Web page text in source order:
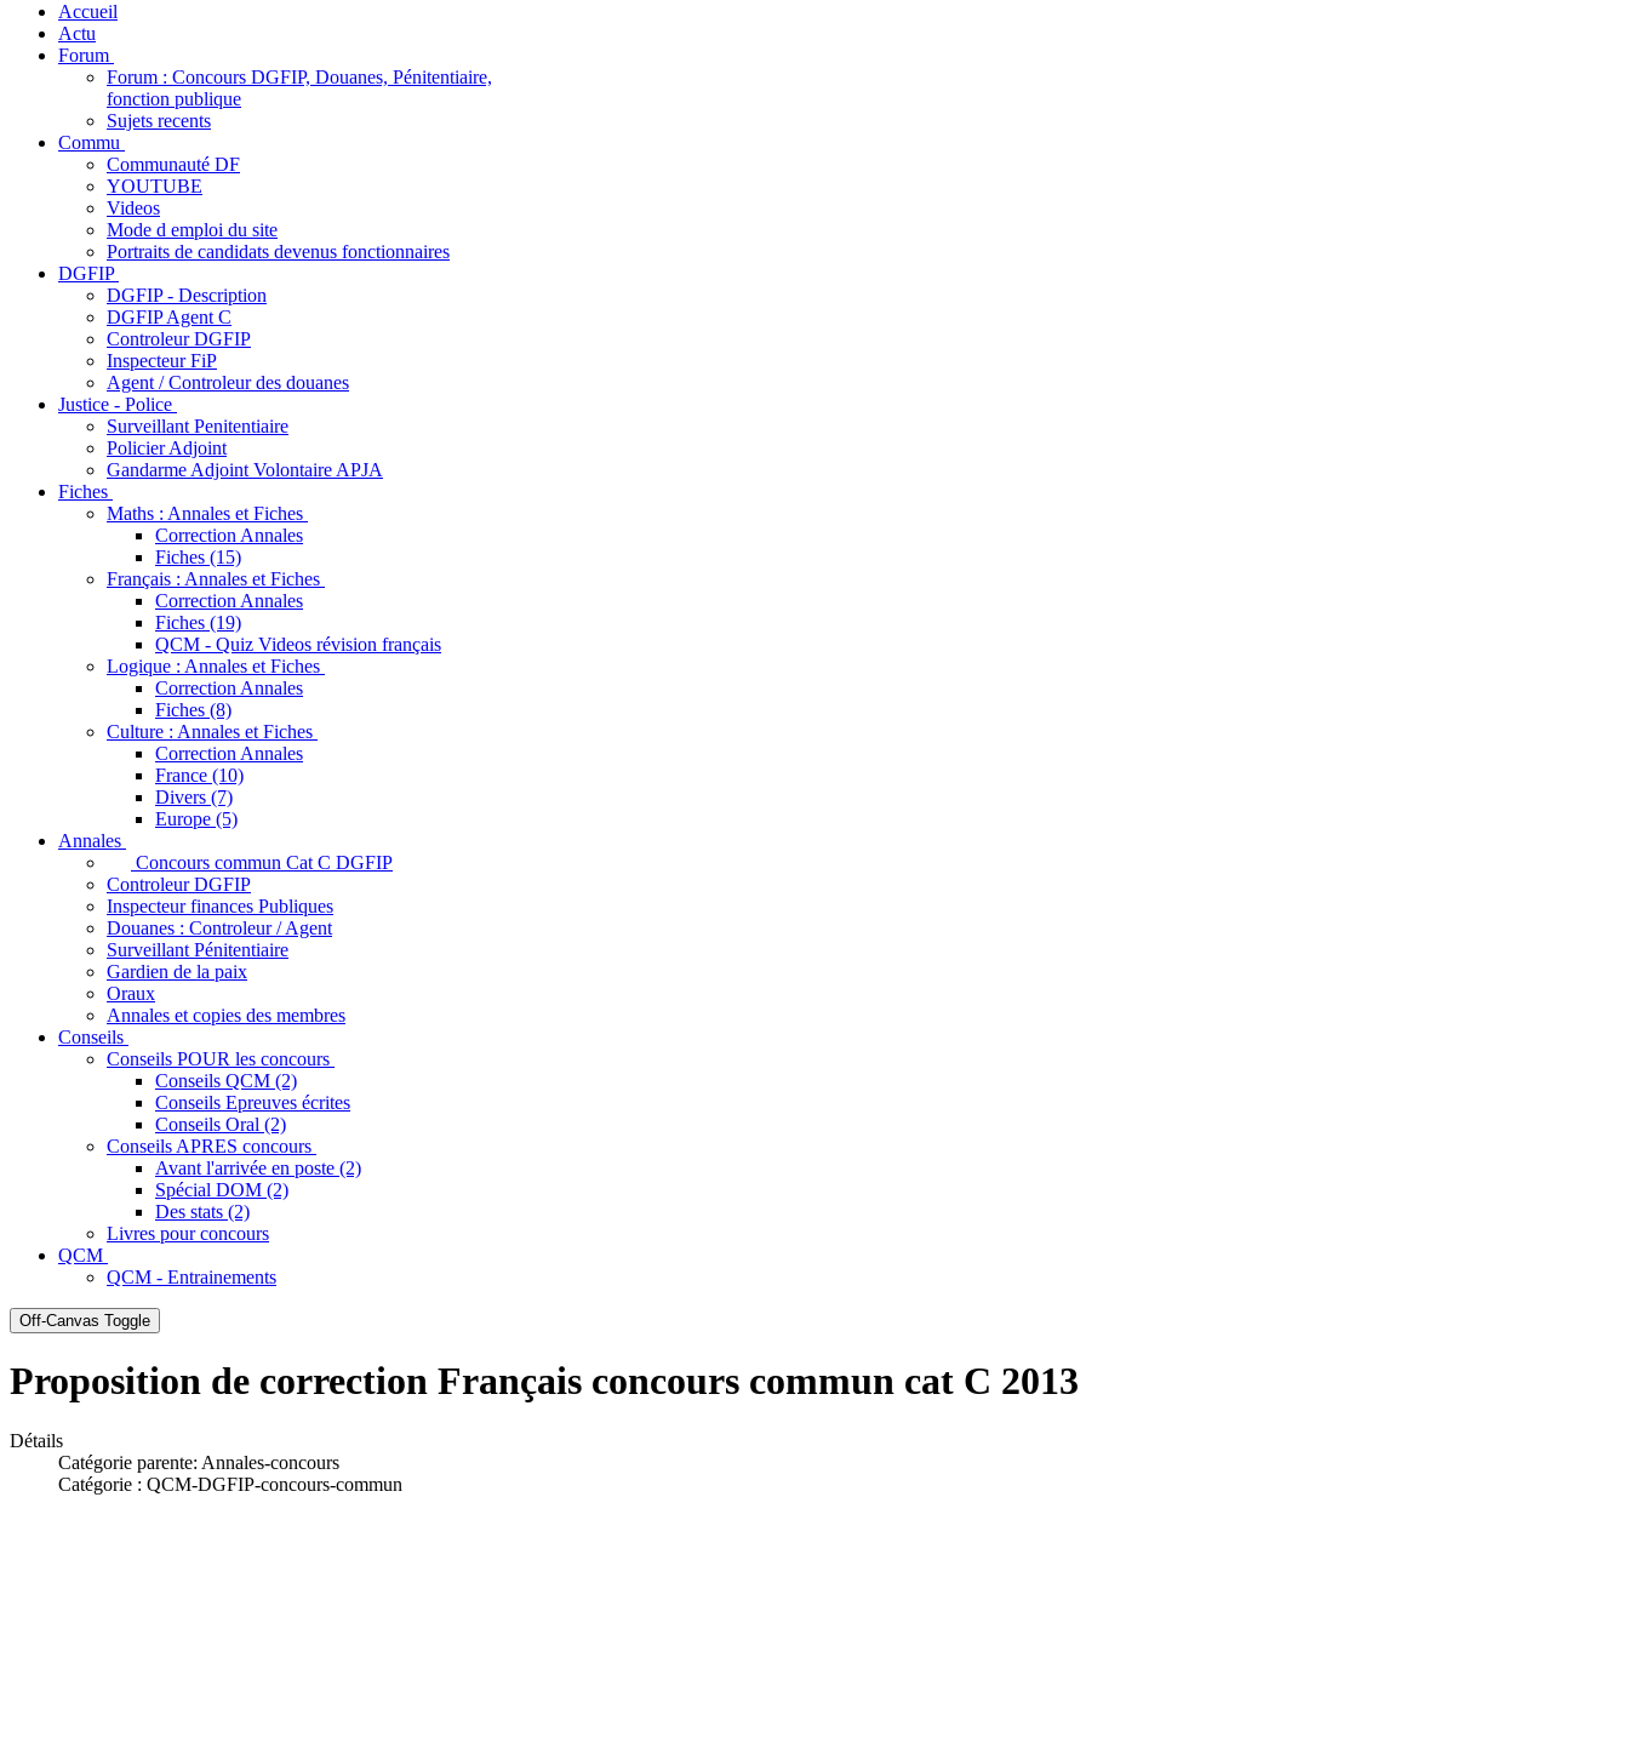
Accueil
Actu
Forum
Forum : Concours DGFIP, Douanes, Pénitentiaire,
fonction publique
Sujets recents
Commu
Communauté DF
YOUTUBE
Videos
Mode d emploi du site
Portraits de candidats devenus fonctionnaires
DGFIP
DGFIP - Description
DGFIP Agent C
Controleur DGFIP
Inspecteur FiP
Agent / Controleur des douanes
Justice - Police
Surveillant Penitentiaire
Policier Adjoint
Gandarme Adjoint Volontaire APJA
Fiches
Maths : Annales et Fiches
Correction Annales
Fiches (15)
Français : Annales et Fiches
Correction Annales
Fiches (19)
QCM - Quiz Videos révision français
Logique : Annales et Fiches
Correction Annales
Fiches (8)
Culture : Annales et Fiches
Correction Annales
France (10)
Divers (7)
Europe (5)
Annales
Concours commun Cat C DGFIP
Controleur DGFIP
Inspecteur finances Publiques
Douanes : Controleur / Agent
Surveillant Pénitentiaire
Gardien de la paix
Oraux
Annales et copies des membres
Conseils
Conseils POUR les concours
Conseils QCM (2)
Conseils Epreuves écrites
Conseils Oral (2)
Conseils APRES concours
Avant l'arrivée en poste (2)
Spécial DOM (2)
Des stats (2)
Livres pour concours
QCM
QCM - Entrainements
Off-Canvas Toggle
Proposition de correction Français concours commun cat C 2013
Détails
Catégorie parente: Annales-concours
Catégorie : QCM-DGFIP-concours-commun